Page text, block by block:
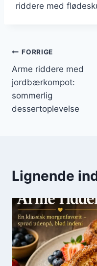
riddere med
FORRIGE
Arme riddere med
jordbærkompot:
sommerlig
dessertoplevelse
Lignende